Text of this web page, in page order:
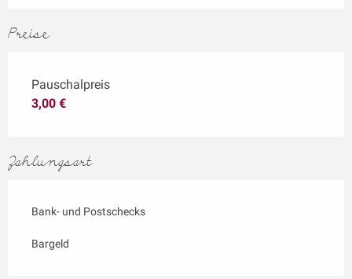
Preise
Pauschalpreis
3,00 €
Zahlungsart
Bank- und Postschecks
Bargeld